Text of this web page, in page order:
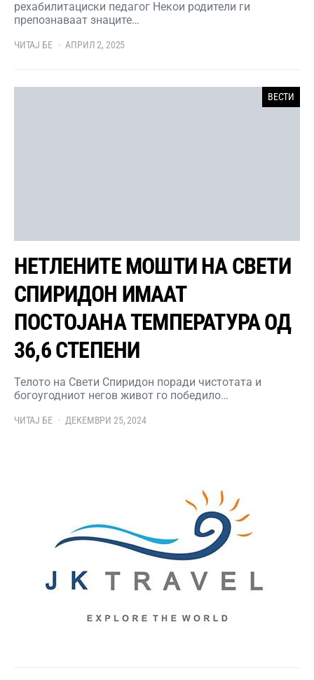
рехабилитациски педагог Некои родители ги
препознаваат знаците…
ЧИТАЈ БЕ АПРИЛ 2, 2025
ВЕСТИ
НЕТЛЕНИТЕ МОШТИ НА СВЕТИ
СПИРИДОН ИМААТ
ПОСТОЈАНА ТЕМПЕРАТУРА ОД
36,6 СТЕПЕНИ
Телото на Свети Спиридон поради чистотата и
богоугодниот негов живот го победило…
ЧИТАЈ БЕ ДЕКЕМВРИ 25, 2024